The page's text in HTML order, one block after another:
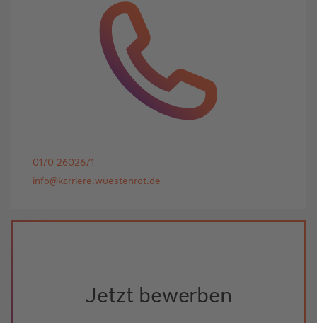
0170 2602671
info@karriere.wuestenrot.de
Jetzt bewerben